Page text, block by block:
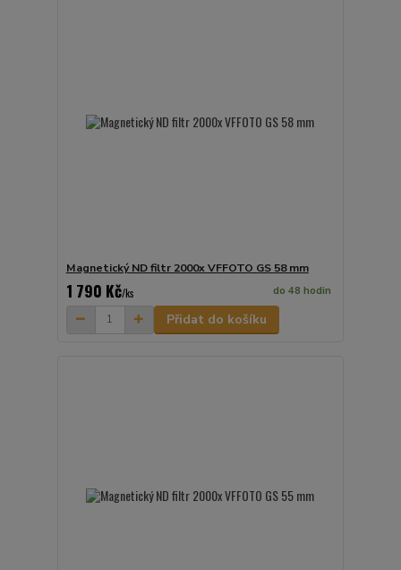
Magnetický ND filtr 2000x VFFOTO GS 58 mm
1 790 Kč/ks do 48 hodin
Přidat do košíku